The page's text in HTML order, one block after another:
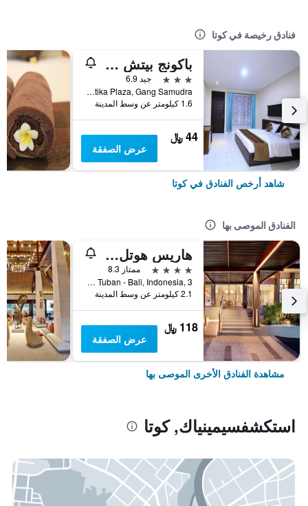
فنادق رخيصة في كوتا
باكونج بيتش ريزورت
3 نجوم
جيد 6.9
Jalan Kartika Plaza, Gang Samudra, كوتا, إندونيسيا
1.6 كيلومتر عن وسط المدينة
44 ﷼
عرض الصفقة
شاهد أرخص الفنادق في كوتا
الفنادق الموصى بها
هاريس هوتل كوتا توبان بالي
4 نجوم
ممتاز 8.3
Jl.Dewi Sartika Tuban - Bali, Indonesia, 3, كوتا, إندونيسيا
2.1 كيلومتر عن وسط المدينة
118 ﷼
عرض الصفقة
مشاهدة الفنادق الأخرى الموصى بها
استكشفسيمينياك, كوتا